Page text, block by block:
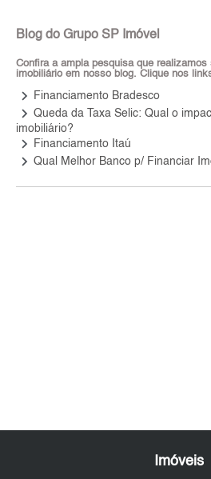
Blog do Grupo SP Imóvel
Confira a ampla pesquisa que realizamos
imobiliário em nosso blog. Clique nos
keyboard_arrow_right Financiamento Bradesco
keyboard_arrow_right Queda da Taxa Selic: Qual o
imobiliário?
keyboard_arrow_right Financiamento Itaú
keyboard_arrow_right Qual Melhor Banco p/ Financiar
Imóveis